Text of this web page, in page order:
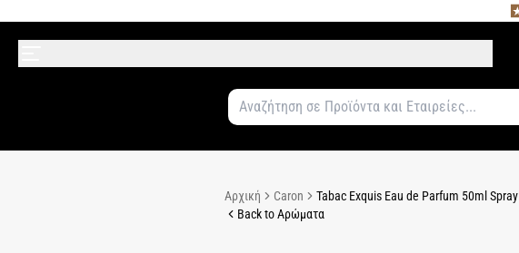
Αρχική Caron
Tabac Exquis Eau de Parfum 50ml Spray
Back to Αρώματα